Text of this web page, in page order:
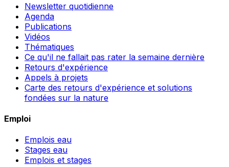
Newsletter quotidienne
Agenda
Publications
Vidéos
Thématiques
Ce qu'il ne fallait pas rater la semaine dernière
Retours d'expérience
Appels à projets
Carte des retours d'expérience et solutions
fondées sur la nature
Emploi
Emplois eau
Stages eau
Emplois et stages